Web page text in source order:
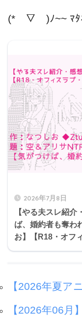
(*￣▽￣)ﾉ~~ ﾏﾀ
2026年7月8日
【やる夫スレ紹
ば、婚約者も奪
お】【R18・オフ
【2026年夏ア
【2026年06月